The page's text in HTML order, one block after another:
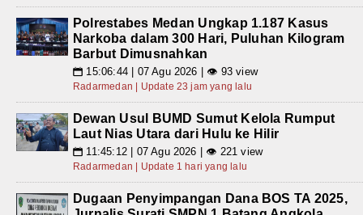
Polrestabes Medan Ungkap 1.187 Kasus
Narkoba dalam 300 Hari, Puluhan Kilogram
Barbut Dimusnahkan
📅 15:06:44 | 07 Agu 2026 | 👁 93 view
Radarmedan | Update 23 jam yang lalu
Dewan Usul BUMD Sumut Kelola Rumput
Laut Nias Utara dari Hulu ke Hilir
📅 11:45:12 | 07 Agu 2026 | 👁 221 view
Radarmedan | Update 1 hari yang lalu
Dugaan Penyimpangan Dana BOS TA 2025,